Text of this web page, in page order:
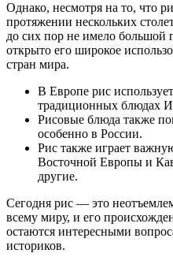
Однако, несмотря на то, что
протяжении нескольких
до сих пор не имело большой
открыто его широкое
стран мира.
В Европе рис
традиционных блюдах
Рисовые блюда также
особенно в России.
Рис также играет
Восточной Европы и
другие.
Сегодня рис — это
всему миру, и его
остаются интересными
историков.